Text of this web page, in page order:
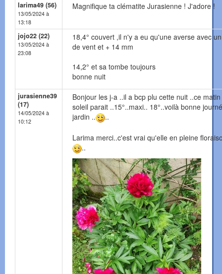
larima49 (56)
13/05/2024 à
13:18
Magnifique ta clématite Jurasienne ! J'adore !
jojo22 (22)
13/05/2024 à
23:08
18,4° couvert ,il n'y a eu qu'une averse avec
de vent et + 14 mm
14,2° et sa tombe toujours
bonne nuit
jurasienne39
(17)
14/05/2024 à
10:12
Bonjour les j-a ..il a bcp plu cette nuit ..ce
soleil parait ..15°..maxi.. 18°..voilà bonne
jardin ..
..
Larima merci..c'est vrai qu'elle en pleine
..